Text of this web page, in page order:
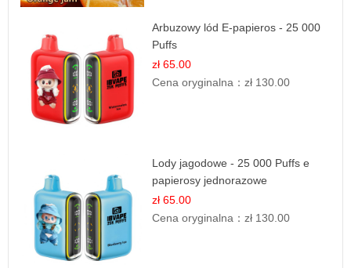
Arbuzowy lód E-papieros - 25 000
Puffs
zł 65.00
Cena oryginalna：zł 130.00
Lody jagodowe - 25 000 Puffs e
papierosy jednorazowe
zł 65.00
Cena oryginalna：zł 130.00